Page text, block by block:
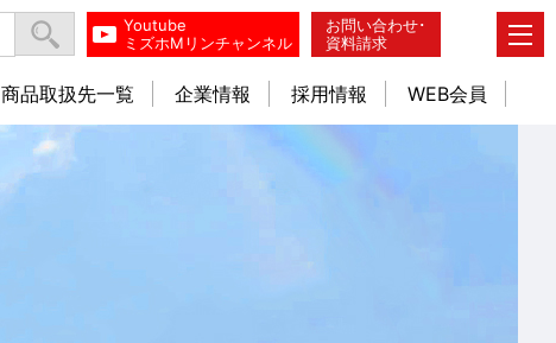
お問い合わせ･
資料請求
Youtube
ミズホMリンチャンネル
商品取扱先一覧 企業情報 採用情報 WEB会員